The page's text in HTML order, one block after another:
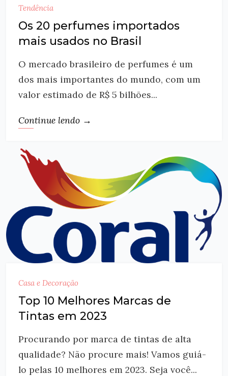
Tendência
Os 20 perfumes importados
mais usados no Brasil
O mercado brasileiro de perfumes é um
dos mais importantes do mundo, com um
valor estimado de R$ 5 bilhões...
Continue lendo →
Casa e Decoração
Top 10 Melhores Marcas de
Tintas em 2023
Procurando por marca de tintas de alta
qualidade? Não procure mais! Vamos guiá-
lo pelas 10 melhores em 2023. Seja você...